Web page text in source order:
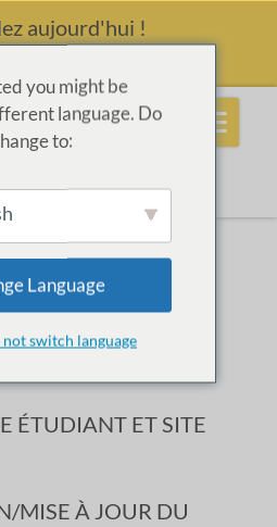
aujourd'hui !
: FAO
ÉTUDIANT ET SITE
MISE À JOUR DU
you might be
language. Do
to:
Language
not switch language